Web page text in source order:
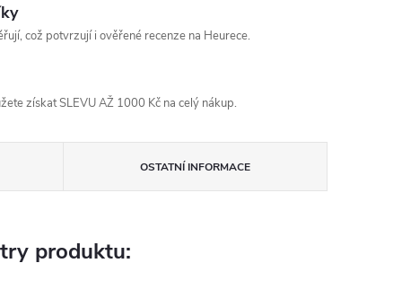
což potvrzují i ověřené recenze na Heurece.
získat SLEVU AŽ 1000 Kč na celý nákup.
OSTATNÍ INFORMACE
produktu: